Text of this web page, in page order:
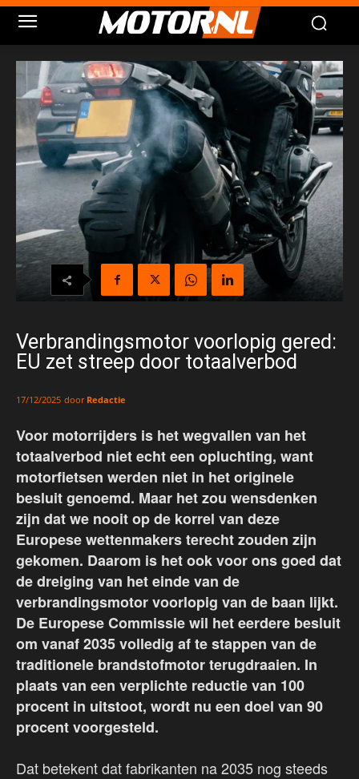
Verbrandingsmotor voorlopig gered:
EU zet streep door totaalverbod
17/12/2025 door Redactie
Voor motorrijders is het wegvallen van het
totaalverbod niet echt een opluchting, want
motorfietsen werden niet in het originele
besluit genoemd. Maar het zou wensdenken
zijn dat we nooit op de korrel van deze
Europese wettenmakers terecht zouden zijn
gekomen. Daarom is het ook voor ons goed dat
de dreiging van het einde van de
verbrandingsmotor voorlopig van de baan lijkt.
De Europese Commissie wil het eerdere besluit
om vanaf 2035 volledig af te stappen van de
traditionele brandstofmotor terugdraaien. In
plaats van een verplichte reductie van 100
procent in uitstoot, wordt nu een doel van 90
procent voorgesteld.
Dat betekent dat fabrikanten na 2035 nog steeds